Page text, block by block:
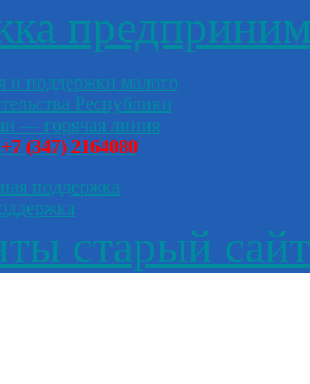
и поддержки малого
Республики
— горячая линия
+7 (347) 2164080
поддержка
старый сайт